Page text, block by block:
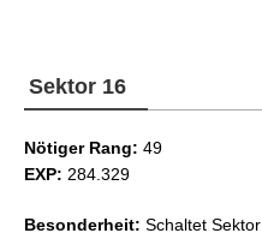
Konstitution IV
Sektor 16
Nötiger Rang: 49
EXP: 284.329
Besonderheit: Schaltet Sektor